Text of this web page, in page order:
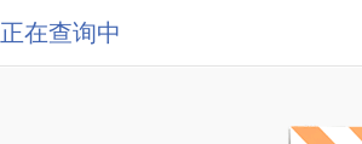
正在查询中